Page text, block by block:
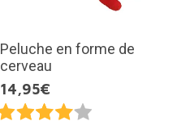
Peluche en forme de
cerveau
14,95€